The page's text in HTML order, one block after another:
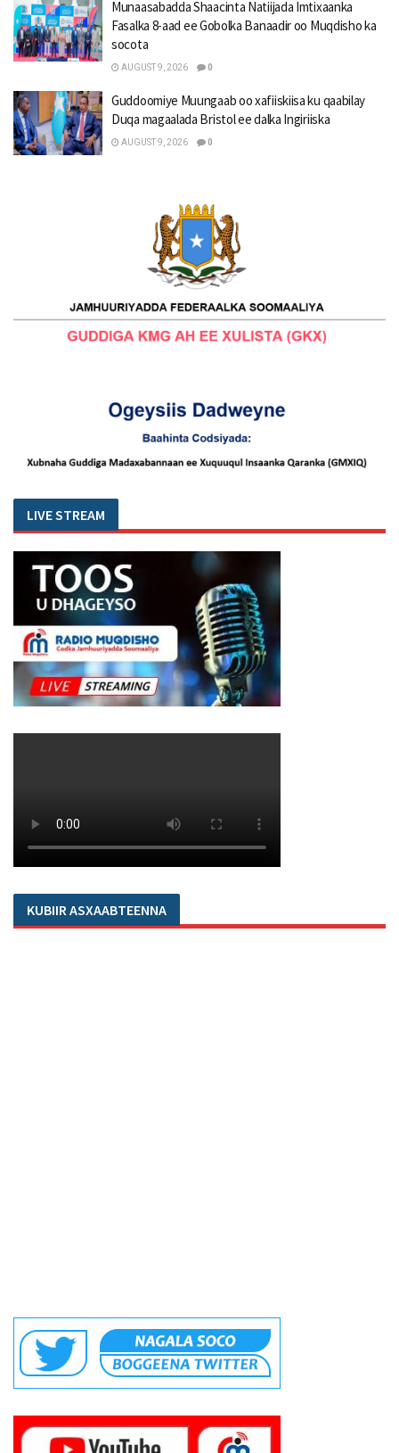
Munaasabadda Shaacinta Natiijada Imtixaanka
Fasalka 8-aad ee Gobolka Banaadir oo Muqdisho ka
socota
AUGUST 9, 2026 0
Guddoomiye Muungaab oo xafiiskiisa ku qaabilay
Duqa magaalada Bristol ee dalka Ingiriiska
AUGUST 9, 2026 0
LIVE STREAM
KUBIIR ASXAABTEENNA